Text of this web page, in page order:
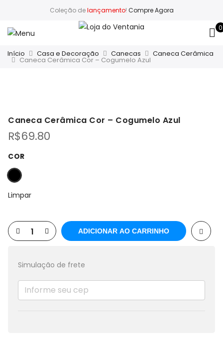
Coleção delançamento! Compre Agora
0
Início Casa e Decoração Canecas Caneca Cerâmica
Caneca Cerâmica Cor – Cogumelo Azul
Caneca Cerâmica Cor – Cogumelo Azul
R$69.80
COR
Limpar
ADICIONAR AO CARRINHO
Simulação de frete